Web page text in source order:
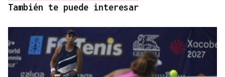
También te puede interesar